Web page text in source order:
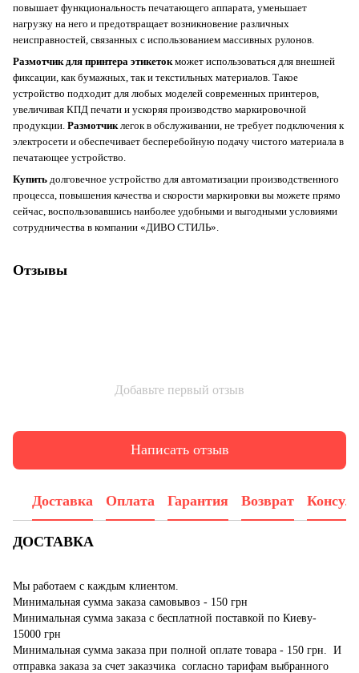
повышает функциональность печатающего аппарата, уменьшает
нагрузку на него и предотвращает возникновение различных
неисправностей, связанных с использованием массивных рулонов.
Размотчик для принтера этикеток может использоваться для внешней
фиксации, как бумажных, так и текстильных материалов. Такое
устройство подходит для любых моделей современных принтеров,
увеличивая КПД печати и ускоряя производство маркировочной
продукции. Размотчик легок в обслуживании, не требует подключения к
электросети и обеспечивает бесперебойную подачу чистого материала в
печатающее устройство.
Купить долговечное устройство для автоматизации производственного
процесса, повышения качества и скорости маркировки вы можете прямо
сейчас, воспользовавшись наиболее удобными и выгодными условиями
сотрудничества в компании «ДИВО СТИЛЬ».
Отзывы
Добавьте первый отзыв
Написать отзыв
Доставка Оплата Гарантия Возврат
ДОСТАВКА
Мы работаем с каждым клиентом.
Минимальная сумма заказа самовывоз - 150 грн
Минимальная сумма заказа с бесплатной поставкой по Киеву-
15000 грн
Минимальная сумма заказа при полной оплате товара - 150 грн. И
отправка заказа за счет заказчика согласно тарифам выбранного